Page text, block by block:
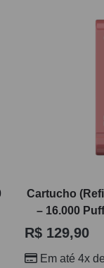
Cartucho
– 16.000
R$ 129,90
Em até 4x